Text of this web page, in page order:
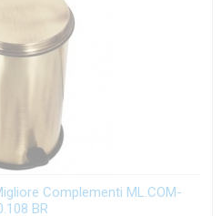
Complementi ML.COM-
BR